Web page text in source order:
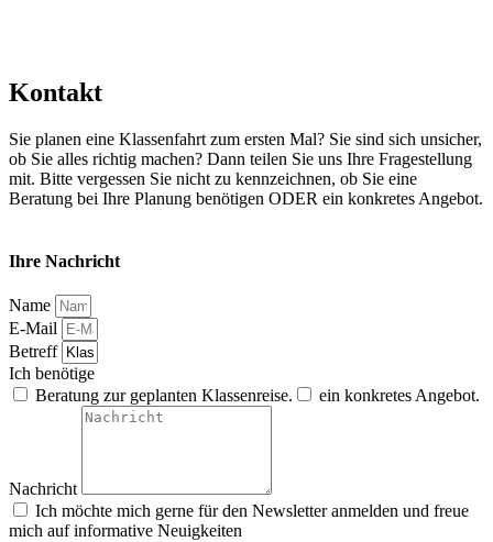
Kontakt
Sie planen eine Klassenfahrt zum ersten Mal? Sie sind sich unsicher,
ob Sie alles richtig machen? Dann teilen Sie uns Ihre Fragestellung
mit. Bitte vergessen Sie nicht zu kennzeichnen, ob Sie eine
Beratung bei Ihre Planung benötigen ODER ein konkretes Angebot.
Ihre Nachricht
Name
E-Mail
Betreff
Ich benötige
Beratung zur geplanten Klassenreise.
ein konkretes Angebot.
Nachricht
Ich möchte mich gerne für den Newsletter anmelden und freue
mich auf informative Neuigkeiten